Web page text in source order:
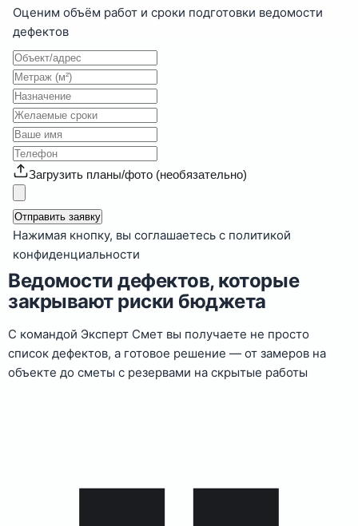
Оценим объём работ и сроки подготовки ведомости
дефектов
Загрузить планы/фото (необязательно)
Отправить заявку
Нажимая кнопку, вы соглашаетесь с политикой
конфиденциальности
Ведомости дефектов, которые
закрывают риски бюджета
С командой Эксперт Смет вы получаете не просто
список дефектов, а готовое решение — от замеров на
объекте до сметы с резервами на скрытые работы